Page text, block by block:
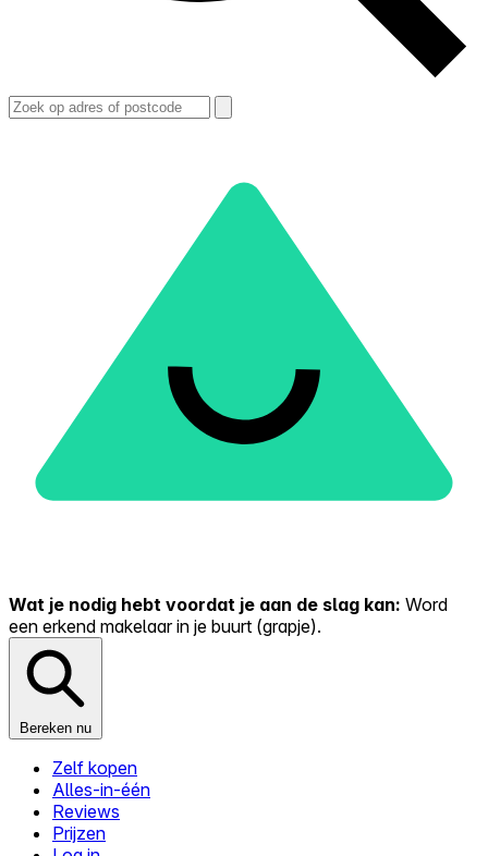
Wat je nodig hebt voordat je aan de slag kan: Word
een erkend makelaar in je buurt (grapje).
Bereken nu
Zelf kopen
Alles-in-één
Reviews
Prijzen